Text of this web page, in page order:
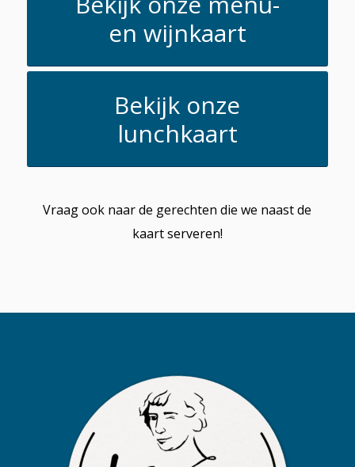
en wijnkaart
Bekijk onze
lunchkaart
Vraag ook naar de gerechten die we naast de
kaart serveren!